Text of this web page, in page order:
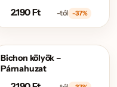
2.190Ft -tól -37%
AKCIÓS
Bichon kölyök –
Párnahuzat